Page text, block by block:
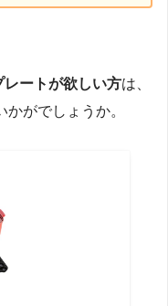
ートが欲しい方は、
かがでしょうか。